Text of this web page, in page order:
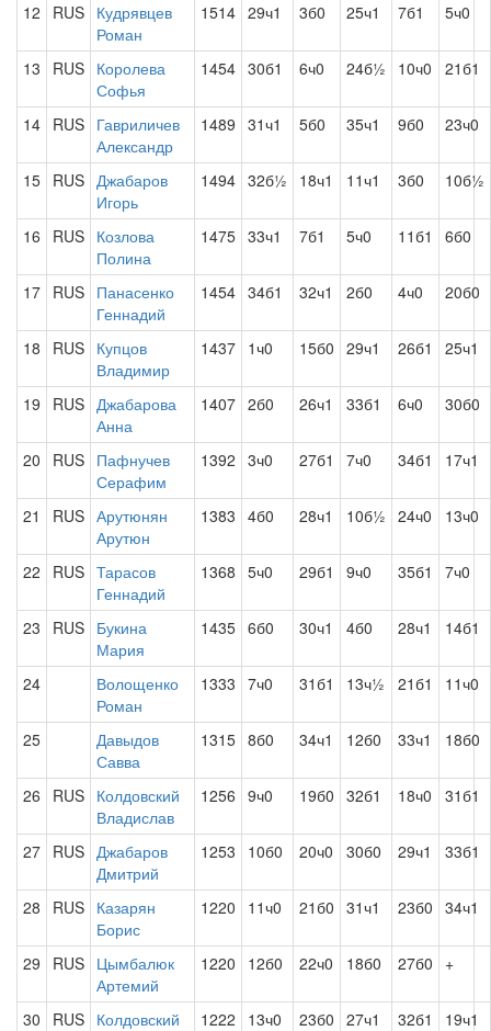
12 RUS Кудрявцев
Роман
1514 29ч1 3б0 25ч1 7б1 5ч0
13 RUS Королева
Софья
1454 30б1 6ч0 24б½ 10ч0 21б1
14 RUS Гавриличев
Александр
1489 31ч1 5б0 35ч1 9б0 23ч0
15 RUS Джабаров
Игорь
1494 32б½ 18ч1 11ч1 3б0 10б½
16 RUS Козлова
Полина
1475 33ч1 7б1 5ч0 11б1 6б0
17 RUS Панасенко
Геннадий
1454 34б1 32ч1 2б0 4ч0 20б0
18 RUS Купцов
Владимир
1437 1ч0 15б0 29ч1 26б1 25ч1
19 RUS Джабарова
Анна
1407 2б0 26ч1 33б1 6ч0 30б0
20 RUS Пафнучев
Серафим
1392 3ч0 27б1 7ч0 34б1 17ч1
21 RUS Арутюнян
Арутюн
1383 4б0 28ч1 10б½ 24ч0 13ч0
22 RUS Тарасов
Геннадий
1368 5ч0 29б1 9ч0 35б1 7ч0
23 RUS Букина
Мария
1435 6б0 30ч1 4б0 28ч1 14б1
24
Волощенко
Роман
1333 7ч0 31б1 13ч½ 21б1 11ч0
25
Давыдов
Савва
1315 8б0 34ч1 12б0 33ч1 18б0
26 RUS Колдовский
Владислав
1256 9ч0 19б0 32б1 18ч0 31б1
27 RUS Джабаров
Дмитрий
1253 10б0 20ч0 30б0 29ч1 33б1
28 RUS Казарян
Борис
1220 11ч0 21б0 31ч1 23б0 34ч1
29 RUS Цымбалюк
Артемий
1220 12б0 22ч0 18б0 27б0 +
30 RUS Колдовский
1222 13ч0 23б0 27ч1 32б1 19ч1